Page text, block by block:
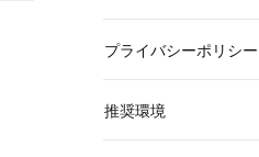
プライバシーポリシー
推奨環境